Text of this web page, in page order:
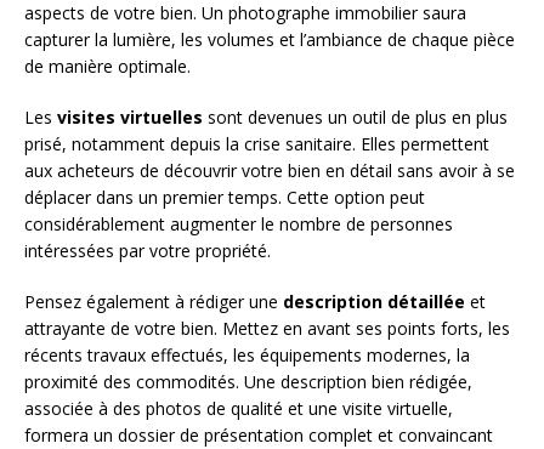
aspects de votre bien. Un photographe immobilier saura
capturer la lumière, les volumes et l’ambiance de chaque pièce
de manière optimale.
Les visites virtuelles sont devenues un outil de plus en plus
prisé, notamment depuis la crise sanitaire. Elles permettent
aux acheteurs de découvrir votre bien en détail sans avoir à se
déplacer dans un premier temps. Cette option peut
considérablement augmenter le nombre de personnes
intéressées par votre propriété.
Pensez également à rédiger une description détaillée et
attrayante de votre bien. Mettez en avant ses points forts, les
récents travaux effectués, les équipements modernes, la
proximité des commodités. Une description bien rédigée,
associée à des photos de qualité et une visite virtuelle,
formera un dossier de présentation complet et convaincant